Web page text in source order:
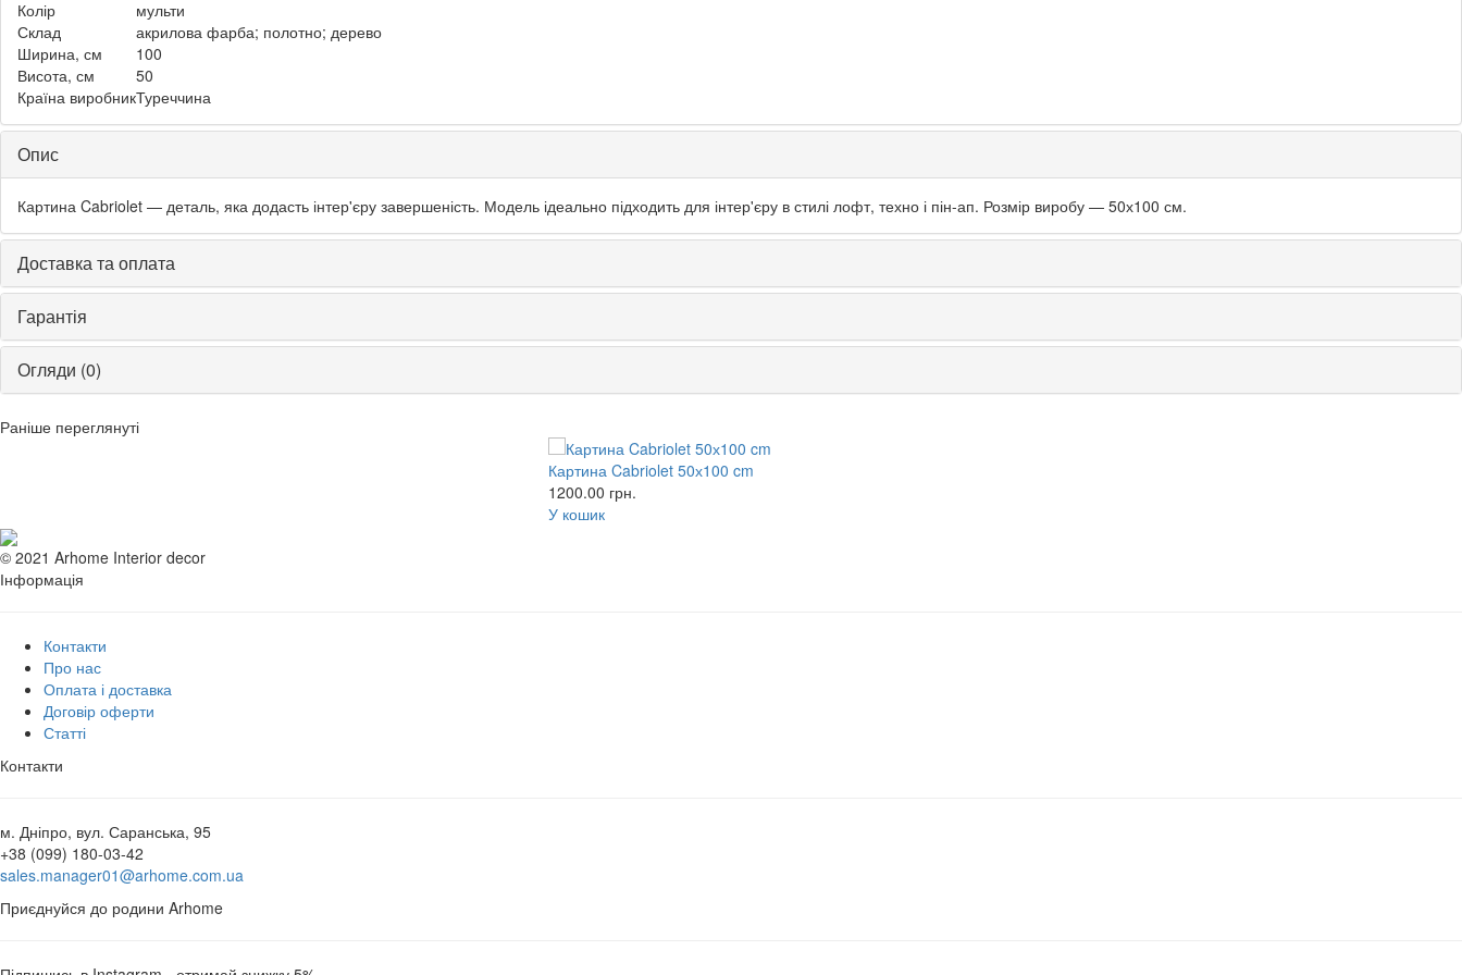
Колір
мульти
Склад
акрилова фарба; полотно; дерево
Ширина, см
100
Висота, см
50
Країна виробникТуреччина
Опис
Картина Cabriolet — деталь, яка додасть інтер'єру завершеність. Модель ідеально підходить для інтер'єру в стилі лофт, техно і пін-ап. Розмір виробу — 50х100 см.
Доставка та оплата
Гарантія
Огляди (0)
Раніше переглянуті
Картина Cabriolet 50х100 cm
1200.00 грн.
У кошик
© 2021 Arhome Interior decor
Інформація
Контакти
Про нас
Оплата і доставка
Договір оферти
Статті
Контакти
м. Дніпро, вул. Саранська, 95
+38 (099) 180-03-42
sales.manager01@arhome.com.ua
Приєднуйся до родини Arhome